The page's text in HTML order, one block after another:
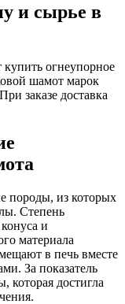
и сырье в
огнеупорное
шамот марок
заказе доставка
породы, из которых
Степень
и
материала
в печь вместе
За показатель
которая достигла